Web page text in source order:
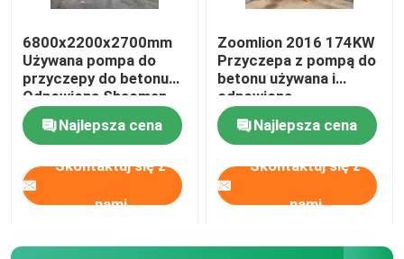
6800x2200x2700mm
Używana pompa do
przyczepy do betonu
Odnowiona Shacman
Concrete Machinery
Najlepsza cena
Skontaktuj się z
nami
Zoomlion 2016 174KW
Przyczepa z pompą do
betonu używana i
odnowiona
Najlepsza cena
Skontaktuj się z
nami